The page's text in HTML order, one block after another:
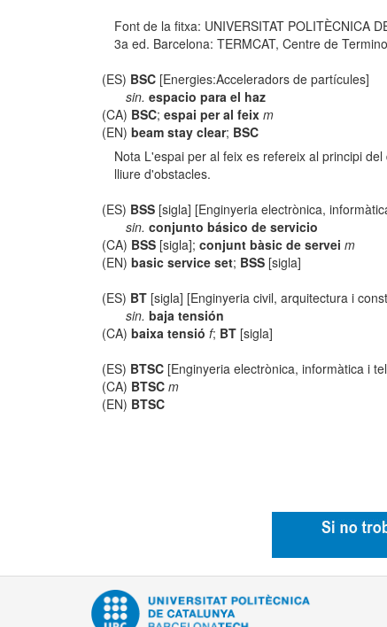
Font de la fitxa: UNIVERSITAT POLITÈCNICA
3a ed. Barcelona: TERMCAT, Centre de
(ES) BSC [Energies:Acceleradors de partícules]
sin. espacio para el haz
(CA) BSC;espai per al feix m
(EN)beam stay clear; BSC
Nota L'espai per al feix es refereix al principi
lliure d'obstacles.
(ES) BSS [sigla] [Enginyeria electrònica,
sin. conjunto básico de servicio
(CA) BSS [sigla];conjunt bàsic de servei m
(EN)basic service set; BSS [sigla]
(ES) BT [sigla] [Enginyeria civil, arquitectura i
sin. baja tensión
(CA)baixa tensió f; BT [sigla]
(ES) BTSC [Enginyeria electrònica, informàtica i
(CA) BTSC m
(EN) BTSC